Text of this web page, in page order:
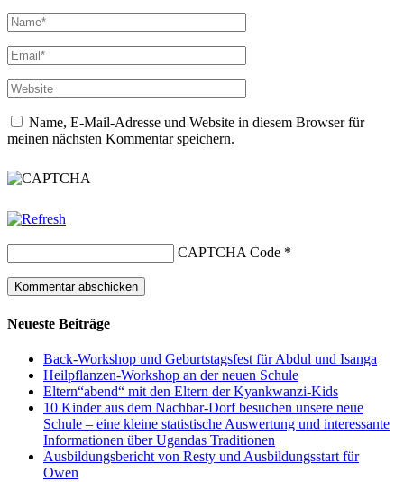
Name, E-Mail-Adresse und Website in diesem Browser für
meinen nächsten Kommentar speichern.
CAPTCHA Code *
Neueste Beiträge
Back-Workshop und Geburtstagsfest für Abdul und Isanga
Heilpflanzen-Workshop an der neuen Schule
Eltern“abend“ mit den Eltern der Kyankwanzi-Kids
10 Kinder aus dem Nachbar-Dorf besuchen unsere neue
Schule – eine kleine statistische Auswertung und interessante
Informationen über Ugandas Traditionen
Ausbildungsbericht von Resty und Ausbildungsstart für
Owen